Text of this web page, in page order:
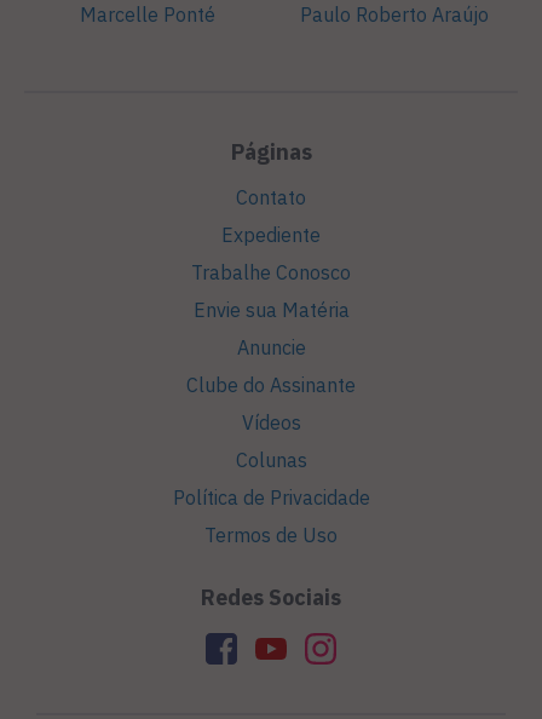
Marcelle Ponté
Paulo Roberto Araújo
Páginas
Contato
Expediente
Trabalhe Conosco
Envie sua Matéria
Anuncie
Clube do Assinante
Vídeos
Colunas
Política de Privacidade
Termos de Uso
Redes Sociais